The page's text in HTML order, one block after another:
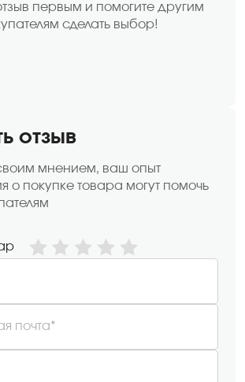
первым и помогите другим
сделать выбор!
отзыв
мнением, ваш опыт
о покупке товара могут помочь
почта*